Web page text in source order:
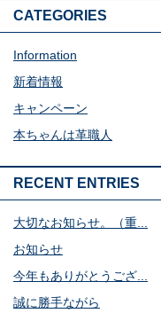
CATEGORIES
Information
新着情報
キャンペーン
本ちゃんは革職人
RECENT ENTRIES
大切なお知らせ。（重...
お知らせ
今年もありがとうござ...
誠に勝手ながら